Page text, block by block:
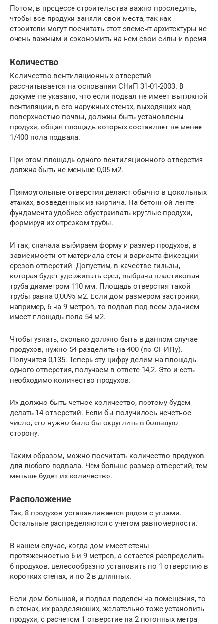
Потом, в процессе строительства важно проследить,
чтобы все продухи заняли свои места, так как
строители могут посчитать этот элемент архитектуры не
очень важным и сэкономить на нем свои силы и время
Количество
Количество вентиляционных отверстий
рассчитывается на основании СНиП 31-01-2003. В
документе указано, что если подвал не имеет вытяжной
вентиляции, в его наружных стенах, выходящих над
поверхностью почвы, должны быть установлены
продухи, общая площадь которых составляет не менее
1/400 пола подвала.
При этом площадь одного вентиляционного отверстия
должна быть не меньше 0,05 м2.
Прямоугольные отверстия делают обычно в цокольных
этажах, возведенных из кирпича. На бетонной ленте
фундамента удобнее обустраивать круглые продухи,
формируя их отрезком трубы.
И так, сначала выбираем форму и размер продухов, в
зависимости от материала стен и варианта фиксации
срезов отверстий. Допустим, в качестве гильзы,
которая будет удерживать срез, выбрана пластиковая
труба диаметром 110 мм. Площадь отверстия такой
трубы равна 0,0095 м2. Если дом размером застройки,
например, 6 на 9 метров, то подвал под всем зданием
имеет площадь пола 54 м2.
Чтобы узнать, сколько должно быть в данном случае
продухов, нужно 54 разделить на 400 (по СНИПу).
Получится 0,135. Теперь эту цифру делим на площадь
одного отверстия, получаем в ответе 14,2. Это и есть
необходимо количество продухов.
Их должно быть четное количество, поэтому будем
делать 14 отверстий. Если бы получилось нечетное
число, его нужно было бы округлить в большую
сторону.
Таким образом, можно посчитать количество продухов
для любого подвала. Чем больше размер отверстий, тем
меньше будет их количество.
Расположение
Так, 8 продухов устанавливается рядом с углами.
Остальные распределяются с учетом равномерности.
В нашем случае, когда дом имеет стены
протяженностью 6 и 9 метров, а остается распределить
6 продухов, целесообразно установить по 1 отверстию в
коротких стенах, и по 2 в длинных.
Если дом большой, и подвал поделен на помещения, то
в стенах, их разделяющих, желательно тоже установить
продухи, с расчетом 1 отверстие на 2 погонных метра